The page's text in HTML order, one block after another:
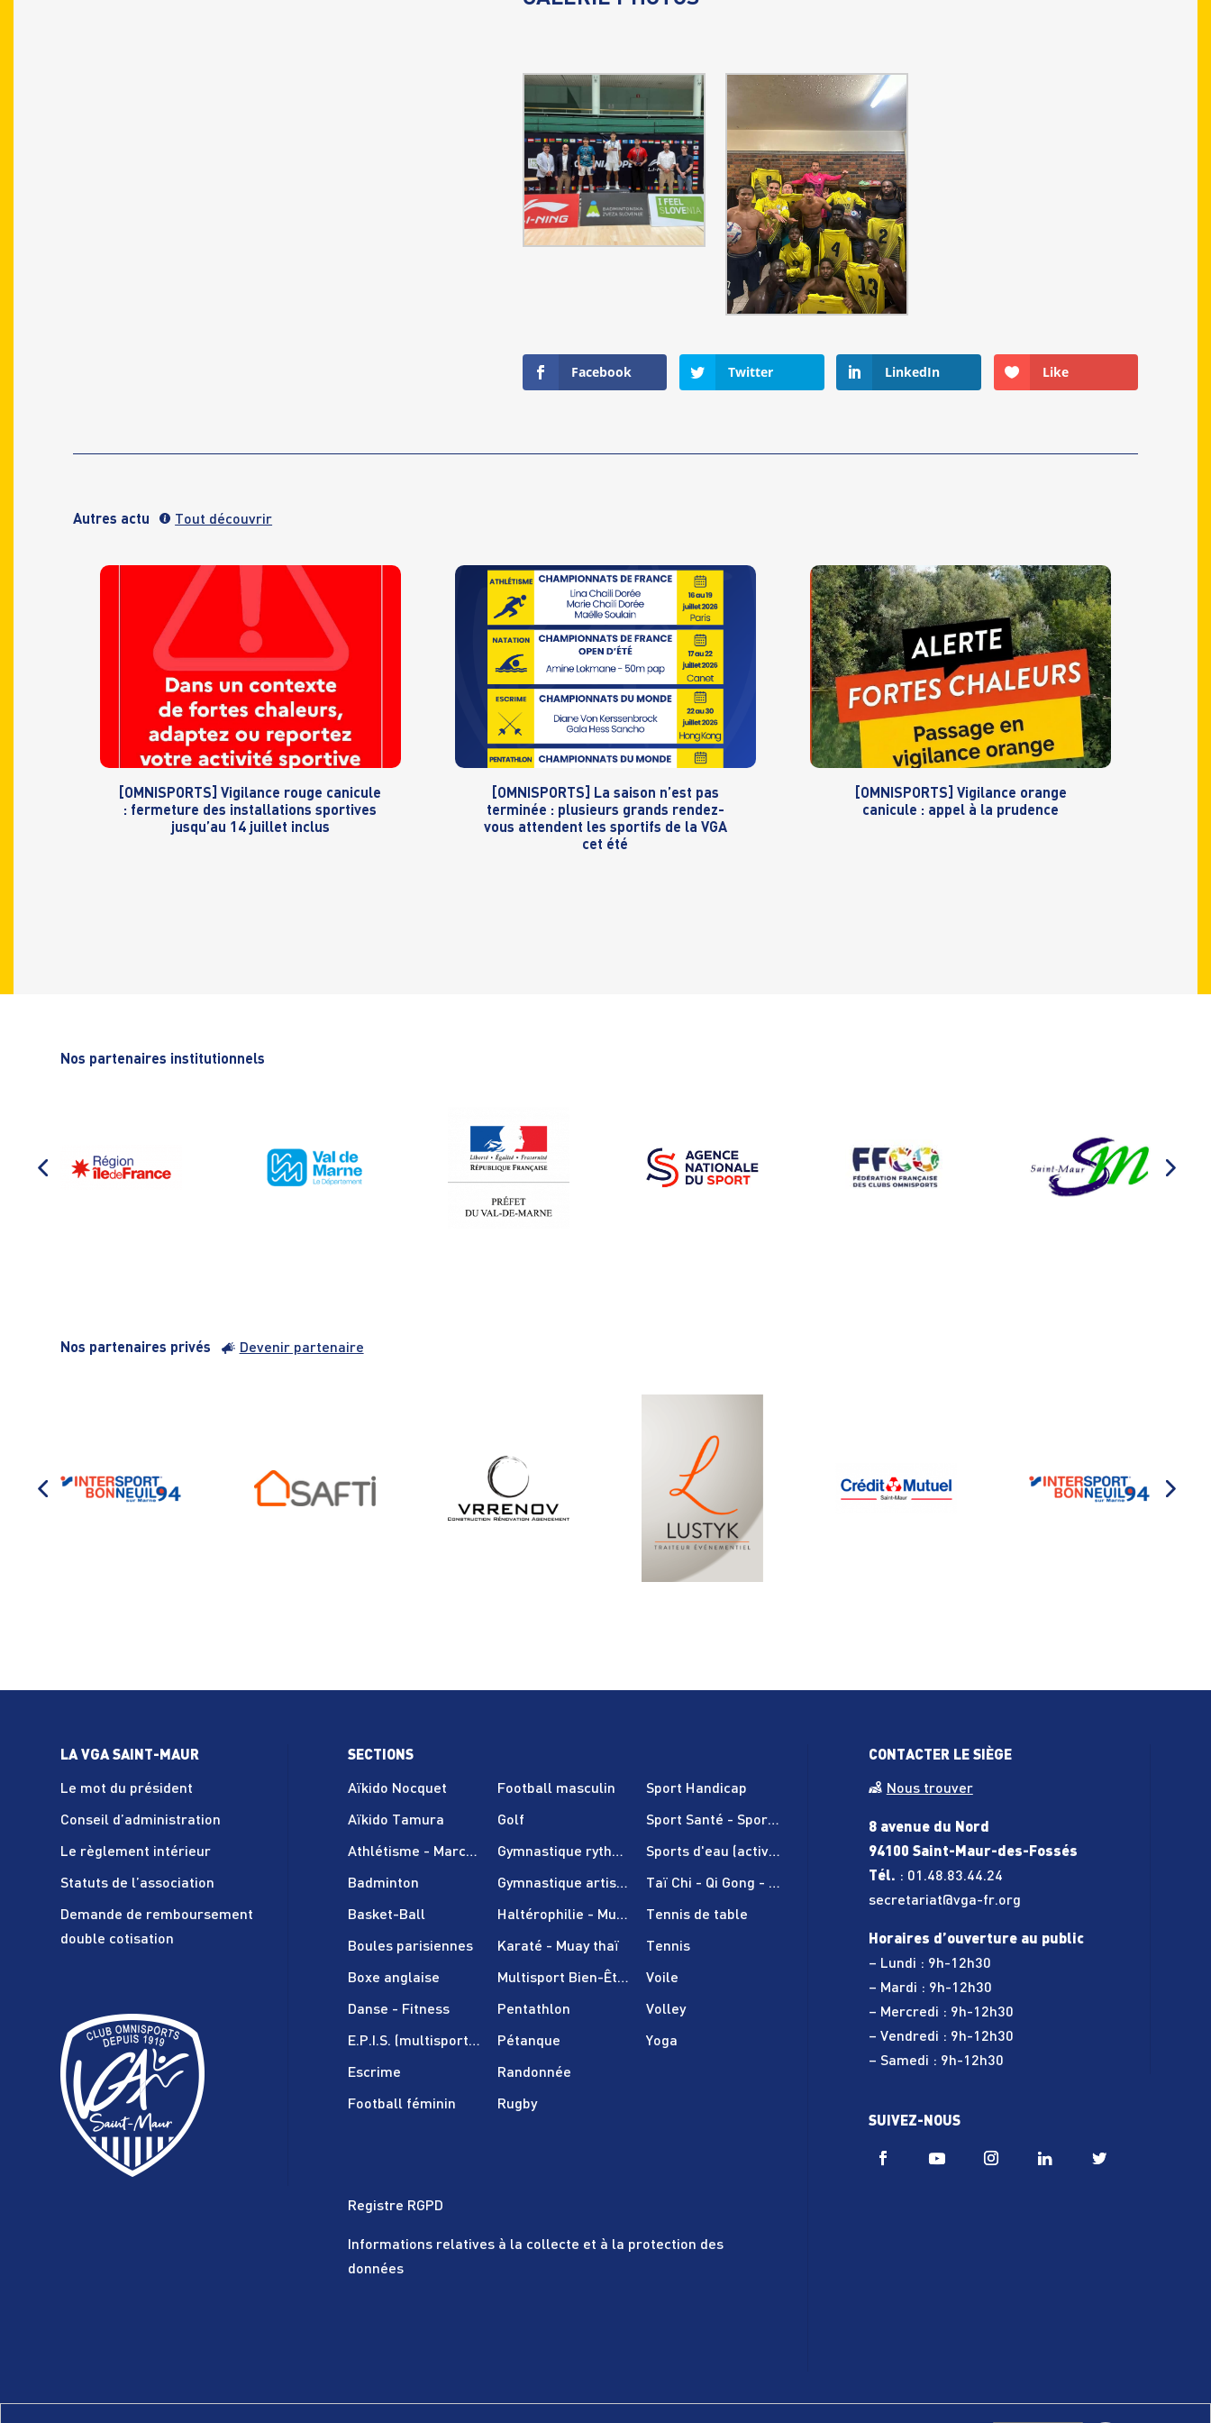
Facebook Twitter LinkedIn Like
Autres actu Tout découvrir
[OMNISPORTS] Vigilance rouge canicule
: fermeture des installations sportives
jusqu’au 14 juillet inclus
[OMNISPORTS] La saison n’est pas
terminée : plusieurs grands rendez-
vous attendent les sportifs de la VGA
cet été
[OMNISPORTS] Vigilance orange
canicule : appel à la prudence
Nos partenaires institutionnels
Nos partenaires privés Devenir partenaire
LA VGA SAINT-MAUR
Le mot du président
Conseil d’administration
Le règlement intérieur
Statuts de l’association
Demande de remboursement
double cotisation
SECTIONS
Aïkido Nocquet
Aïkido Tamura
Athlétisme - Marche nordique
Badminton
Basket-Ball
Boules parisiennes
Boxe anglaise
Danse - Fitness
E.P.I.S. (multisport enfant)
Escrime
Football féminin
Football masculin
Golf
Gymnastique rythmique
Gymnastique artistique
Haltérophilie - Musculation
Karaté - Muay thaï
Multisport Bien-Être (adultes uniquement)
Pentathlon
Pétanque
Randonnée
Rugby
Sport Handicap
Sport Santé - Sport sur ordonnance
Sports d'eau (activités aquatiques)
Taï Chi - Qi Gong - Pilates - Iaïdo
Tennis de table
Tennis
Voile
Volley
Yoga
Registre RGPD
Informations relatives à la collecte et à la protection des
données
CONTACTER LE SIÈGE
Nous trouver
8 avenue du Nord
94100 Saint-Maur-des-Fossés
Tél. : 01.48.83.44.24
secretariat@vga-fr.org
Horaires d’ouverture au public
– Lundi : 9h-12h30
– Mardi : 9h-12h30
– Mercredi : 9h-12h30
– Vendredi : 9h-12h30
– Samedi : 9h-12h30
SUIVEZ-NOUS